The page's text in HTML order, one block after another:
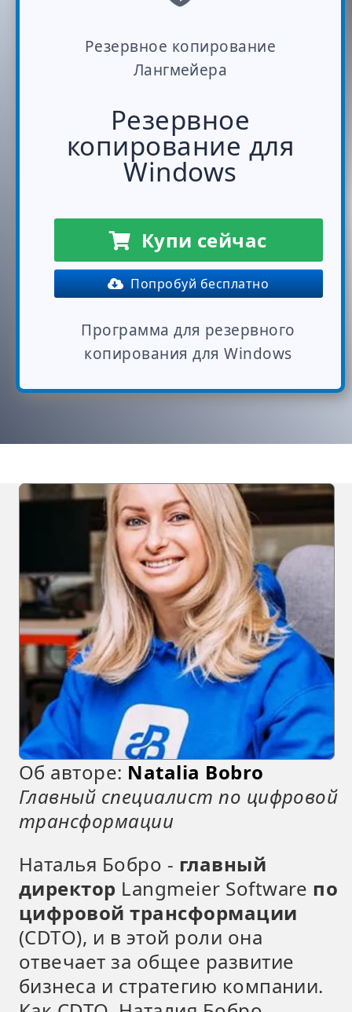
Резервное копирование
Лангмейера
Резервное
копирование для
Windows
Купи сейчас
Попробуй бесплатно
Программа для резервного
копирования для Windows
Об авторе: Natalia Bobro
Главный специалист по цифровой
трансформации
Наталья Бобро - главный
директор Langmeier Software по
цифровой трансформации
(CDTO), и в этой роли она
отвечает за общее развитие
бизнеса и стратегию компании.